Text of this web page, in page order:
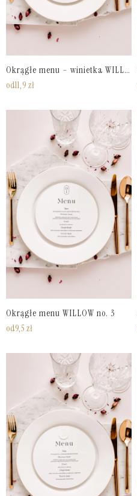
Okrągłe menu – winietka WILLOW no. 2
od11,9 zł
Okrągłe menu WILLOW no. 3
od9,5 zł